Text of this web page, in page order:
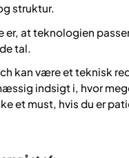
struktur.
er, at teknologien
tal.
kan være et teknisk
indsigt i, hvor
et must, hvis du er